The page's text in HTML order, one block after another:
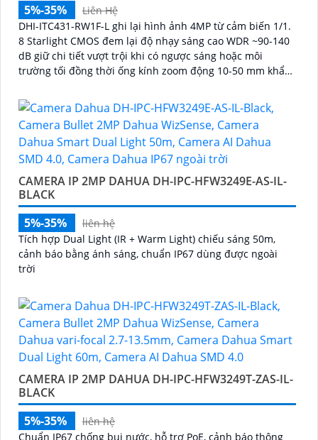
5%-35%
Liên Hệ
DHI-ITC431-RW1F-L ghi lại hình ảnh 4MP từ cảm biến 1/1.
8 Starlight CMOS đem lại độ nhạy sáng cao WDR ~90-140
dB giữ chi tiết vượt trội khi có ngược sáng hoặc môi
trường tối đồng thời ống kính zoom động 10-50 mm khẩu
CAMERA IP 2MP DAHUA DH-IPC-HFW3249E-AS-IL-
BLACK
5%-35%
liên hệ
Tích hợp Dual Light (IR + Warm Light) chiếu sáng 50m,
cảnh báo bằng ánh sáng, chuẩn IP67 dùng được ngoài
trời
CAMERA IP 2MP DAHUA DH-IPC-HFW3249T-ZAS-IL-
BLACK
5%-35%
liên hệ
Chuẩn IP67 chống bụi nước, hỗ trợ PoE, cảnh báo thông